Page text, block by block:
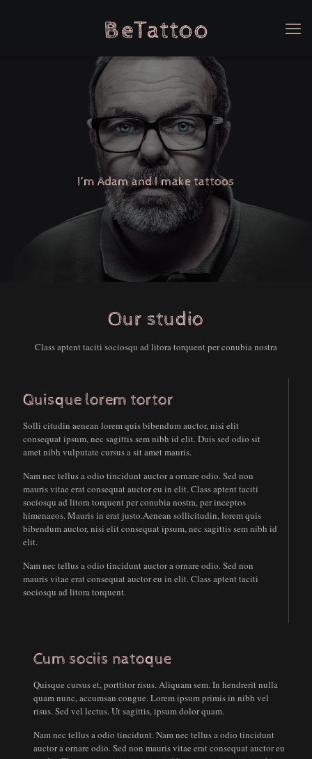
I’m Adam and I make tattoos
Our studio
Class aptent taciti sociosqu ad litora torquent per conubia nostra
Quisque lorem tortor
Solli citudin aenean lorem quis bibendum auctor, nisi elit
consequat ipsum, nec sagittis sem nibh id elit. Duis sed odio sit
amet nibh vulputate cursus a sit amet mauris.
Nam nec tellus a odio tincidunt auctor a ornare odio. Sed non
mauris vitae erat consequat auctor eu in elit. Class aptent taciti
sociosqu ad litora torquent per conubia nostra, per inceptos
himenaeos. Mauris in erat justo.Aenean sollicitudin, lorem quis
bibendum auctor, nisi elit consequat ipsum, nec sagittis sem nibh id
elit.
Nam nec tellus a odio tincidunt auctor a ornare odio. Sed non
mauris vitae erat consequat auctor eu in elit. Class aptent taciti
sociosqu ad litora torquent.
Cum sociis natoque
Quisque cursus et, porttitor risus. Aliquam sem. In hendrerit nulla
quam nunc, accumsan congue. Lorem ipsum primis in nibh vel
risus. Sed vel lectus. Ut sagittis, ipsum dolor quam.
Nam nec tellus a odio tincidunt. Nam nec tellus a odio tincidunt
auctor a ornare odio. Sed non mauris vitae erat consequat auctor eu